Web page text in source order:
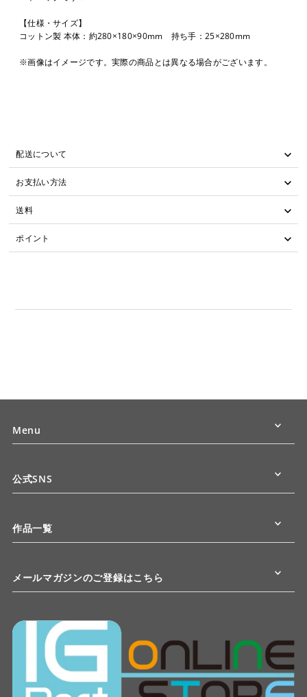
【仕様・サイズ】
コットン製 本体：約280×180×90mm 持ち手：25×280mm
※画像はイメージです。実際の商品とは異なる場合がございます。
配送について
お支払い方法
送料
ポイント
Menu
公式SNS
作品一覧
メールマガジンのご登録はこちら